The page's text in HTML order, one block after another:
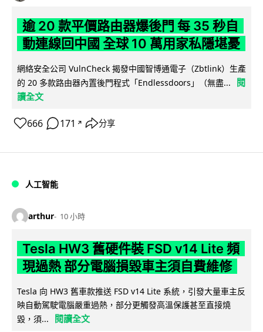
逾 20 款平價路由器爆後門 每 35 秒自
動連線回中國 全球 10 萬用家私隱堪憂
網絡安全公司 VulnCheck 揭發中國智博通電子（Zbtlink）生產
的 20 多款路由器內置後門程式「Endlessdoors」（無盡...
閱
讀全文
666 171 ↗ 分享
人工智能
arthur 10 小時
Tesla HW3 舊硬件裝 FSD v14 Lite 頻
現過熱 部分電腦損毀車主須自費維修
Tesla 向 HW3 舊車款推送 FSD v14 Lite 系統，引發大量車主反
映自動駕駛電腦嚴重過熱，部分更觸發高溫保護甚至直接燒
毀，須...
閱讀全文